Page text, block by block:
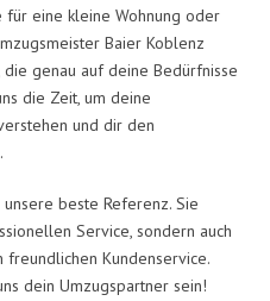
für eine kleine Wohnung oder
Baier Koblenz
genau auf deine Bedürfnisse
die Zeit, um deine
und dir den
beste Referenz. Sie
Service, sondern auch
Kundenservice.
dein Umzugspartner sein!